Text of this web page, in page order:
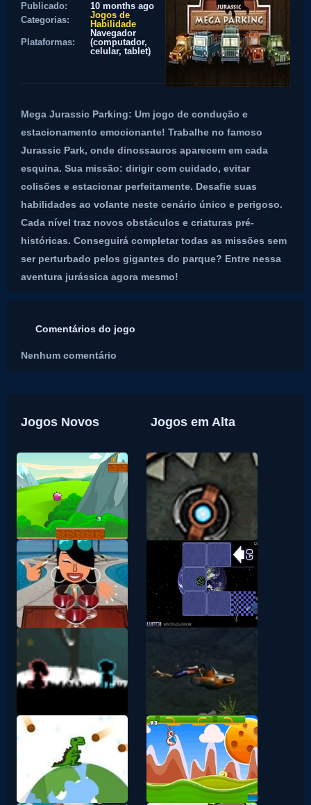
Publicado:
10 months ago
Categorias:
Jogos de
Habilidade
Plataformas:
Navegador
(computador,
celular, tablet)
Mega Jurassic Parking: Um jogo de condução e
estacionamento emocionante! Trabalhe no famoso
Jurassic Park, onde dinossauros aparecem em cada
esquina. Sua missão: dirigir com cuidado, evitar
colisões e estacionar perfeitamente. Desafie suas
habilidades ao volante neste cenário único e perigoso.
Cada nível traz novos obstáculos e criaturas pré-
históricas. Conseguirá completar todas as missões sem
ser perturbado pelos gigantes do parque? Entre nessa
aventura jurássica agora mesmo!
Comentários do jogo
Nenhum comentário
Jogos Novos Jogos em Alta